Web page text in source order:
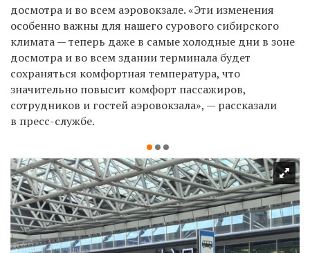
досмотра и во всем аэровокзале. «Эти изменения
особенно важны для нашего сурового сибирского
климата — теперь даже в самые холодные дни в зоне
досмотра и во всем здании терминала будет
сохраняться комфортная температура, что
значительно повысит комфорт пассажиров,
сотрудников и гостей аэровокзала», — рассказали
в пресс-службе.